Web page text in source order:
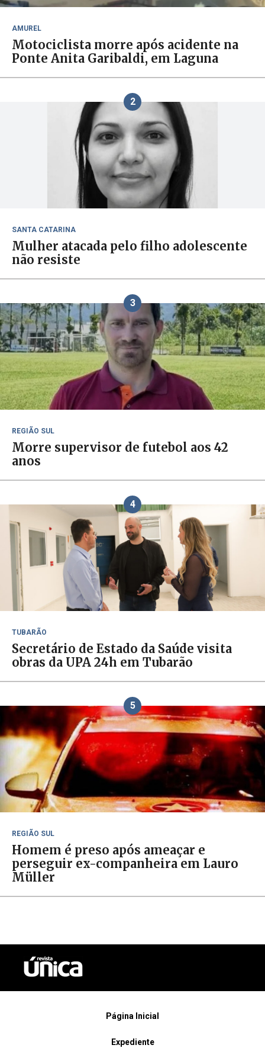
AMUREL
Motociclista morre após acidente na
Ponte Anita Garibaldi, em Laguna
2
SANTA CATARINA
Mulher atacada pelo filho adolescente
não resiste
3
REGIÃO SUL
Morre supervisor de futebol aos 42
anos
4
TUBARÃO
Secretário de Estado da Saúde visita
obras da UPA 24h em Tubarão
5
REGIÃO SUL
Homem é preso após ameaçar e
perseguir ex-companheira em Lauro
Müller
Página Inicial
Expediente